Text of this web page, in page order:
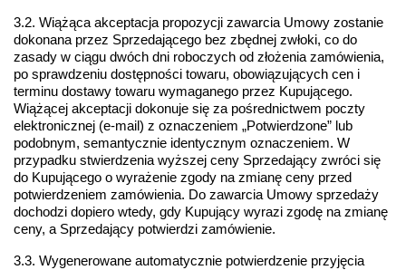
3.2. Wiążąca akceptacja propozycji zawarcia Umowy zostanie
dokonana przez Sprzedającego bez zbędnej zwłoki, co do
zasady w ciągu dwóch dni roboczych od złożenia zamówienia,
po sprawdzeniu dostępności towaru, obowiązujących cen i
terminu dostawy towaru wymaganego przez Kupującego.
Wiążącej akceptacji dokonuje się za pośrednictwem poczty
elektronicznej (e-mail) z oznaczeniem „Potwierdzone” lub
podobnym, semantycznie identycznym oznaczeniem. W
przypadku stwierdzenia wyższej ceny Sprzedający zwróci się
do Kupującego o wyrażenie zgody na zmianę ceny przed
potwierdzeniem zamówienia. Do zawarcia Umowy sprzedaży
dochodzi dopiero wtedy, gdy Kupujący wyrazi zgodę na zmianę
ceny, a Sprzedający potwierdzi zamówienie.
3.3. Wygenerowane automatycznie potwierdzenie przyjęcia